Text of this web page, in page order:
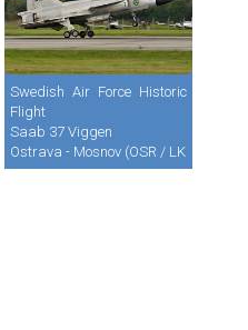
Swedish Air Force Historic
Flight
Saab 37 Viggen
Ostrava - Mosnov (OSR / LKMT)